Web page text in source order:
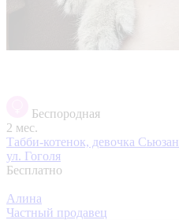
Беспородная
2 мес.
Табби-котенок, девочка Сьюзан
ул. Гоголя
Бесплатно
Алина
Частный продавец